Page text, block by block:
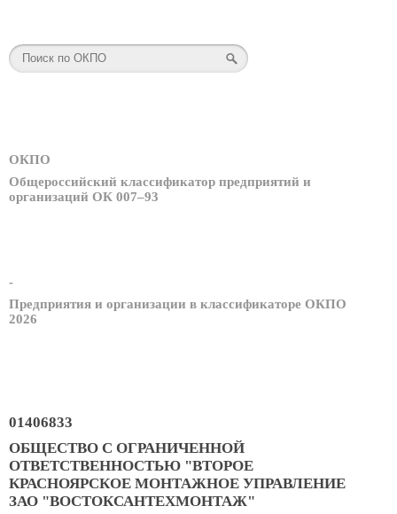
ОКПО
Общероссийский классификатор предприятий и
организаций ОК 007–93
-
Предприятия и организации в классификаторе ОКПО
2026
01406833
ОБЩЕСТВО С ОГРАНИЧЕННОЙ
ОТВЕТСТВЕННОСТЬЮ "ВТОРОЕ
КРАСНОЯРСКОЕ МОНТАЖНОЕ УПРАВЛЕНИЕ
ЗАО "ВОСТОКСАНТЕХМОНТАЖ"